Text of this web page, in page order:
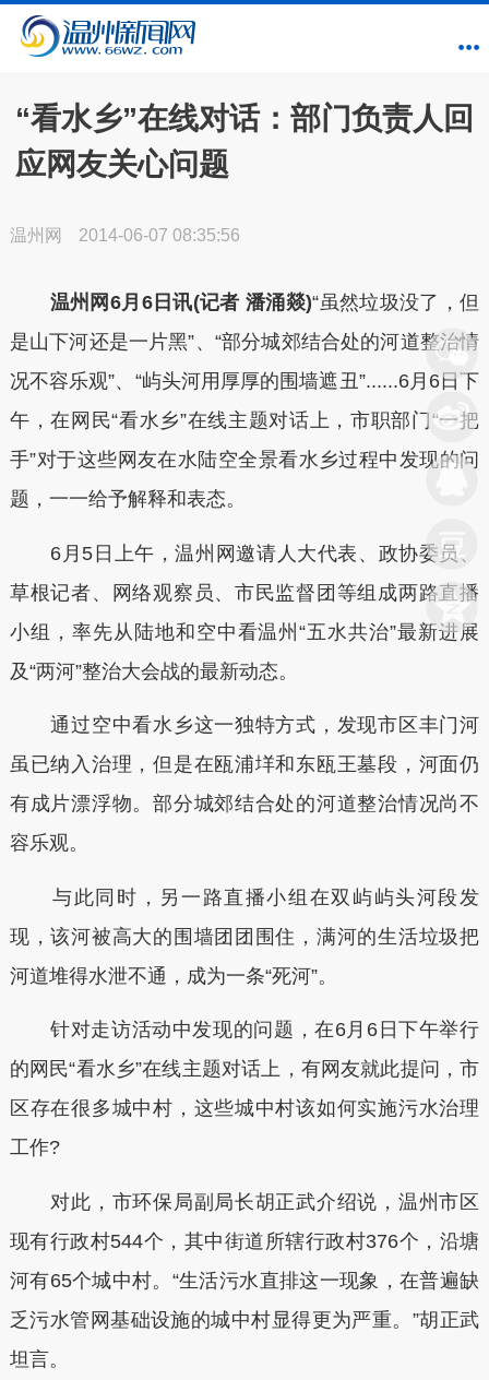
“看水乡”在线对话：部门负责人回
应网友关心问题
温州网 2014-06-07 08:35:56
温州网6月6日讯(记者 潘涌燚)“虽然垃圾没了，但
是山下河还是一片黑”、“部分城郊结合处的河道整治情
况不容乐观”、“屿头河用厚厚的围墙遮丑”......6月6日下
午，在网民“看水乡”在线主题对话上，市职部门“一把
手”对于这些网友在水陆空全景看水乡过程中发现的问
题，一一给予解释和表态。
6月5日上午，温州网邀请人大代表、政协委员、
草根记者、网络观察员、市民监督团等组成两路直播
小组，率先从陆地和空中看温州“五水共治”最新进展
及“两河”整治大会战的最新动态。
通过空中看水乡这一独特方式，发现市区丰门河
虽已纳入治理，但是在瓯浦垟和东瓯王墓段，河面仍
有成片漂浮物。部分城郊结合处的河道整治情况尚不
容乐观。
与此同时，另一路直播小组在双屿屿头河段发
现，该河被高大的围墙团团围住，满河的生活垃圾把
河道堆得水泄不通，成为一条“死河”。
针对走访活动中发现的问题，在6月6日下午举行
的网民“看水乡”在线主题对话上，有网友就此提问，市
区存在很多城中村，这些城中村该如何实施污水治理
工作?
对此，市环保局副局长胡正武介绍说，温州市区
现有行政村544个，其中街道所辖行政村376个，沿塘
河有65个城中村。“生活污水直排这一现象，在普遍缺
乏污水管网基础设施的城中村显得更为严重。”胡正武
坦言。